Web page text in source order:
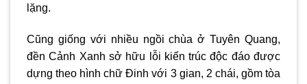
lặng.
Cũng giống với nhiều ngồi chùa ở Tuyên Quang,
đền Cảnh Xanh sở hữu lỗi kiến trúc độc đáo được
dựng theo hình chữ Đinh với 3 gian, 2 chái, gồm tòa